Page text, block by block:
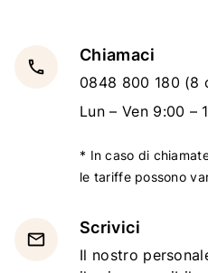
local_phone
Chiamaci
0848 800 180 (8
Lun – Ven 9:00 –
* In caso di
le tariffe possono
email
Scrivici
Il nostro